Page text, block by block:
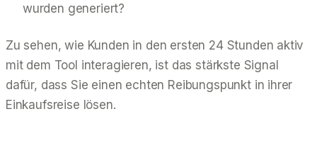
wurden generiert?
Zu sehen, wie Kunden in den ersten 24 Stunden aktiv
mit dem Tool interagieren, ist das stärkste Signal
dafür, dass Sie einen echten Reibungspunkt in ihrer
Einkaufsreise lösen.